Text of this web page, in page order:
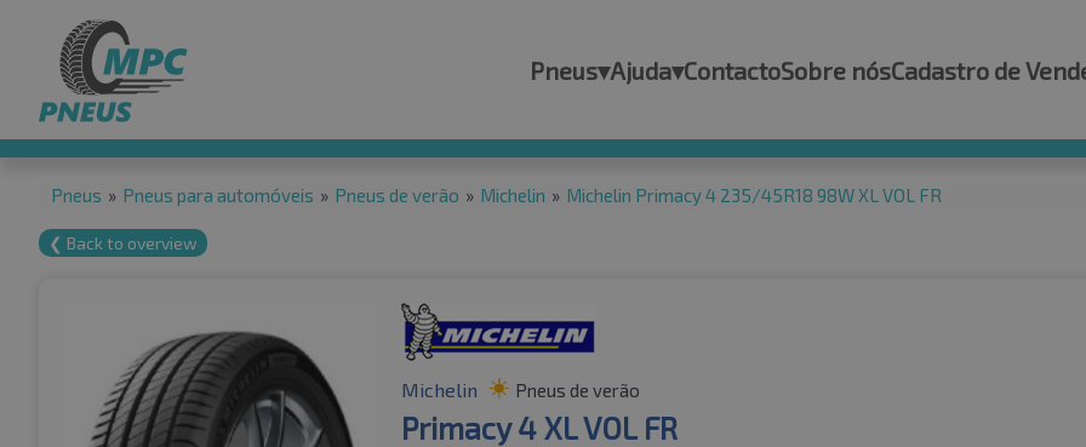
Pneus▾Ajuda▾ContactoSobre nósCadastro de
Pneus » Pneus para automóveis » Pneus de verão » Michelin » Michelin Primacy 4 235/45R18 98W XL VOL FR
❮ Back to overview
Michelin Pneus de verão
Primacy 4 XL VOL FR